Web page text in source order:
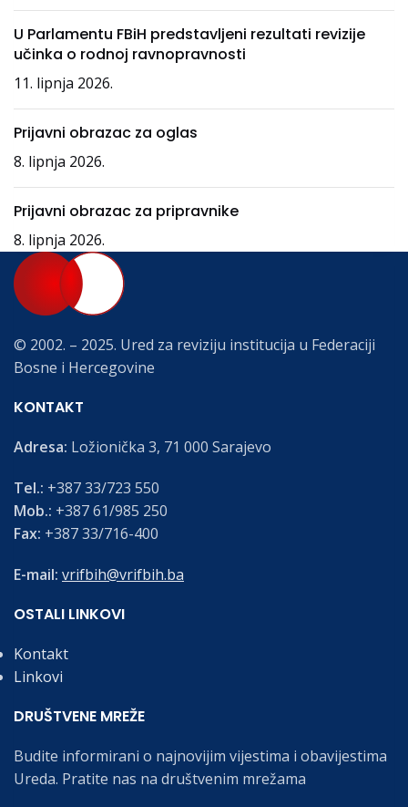
U Parlamentu FBiH predstavljeni rezultati revizije
učinka o rodnoj ravnopravnosti
11. lipnja 2026.
Prijavni obrazac za oglas
8. lipnja 2026.
Prijavni obrazac za pripravnike
8. lipnja 2026.
© 2002. – 2025. Ured za reviziju institucija u Federaciji
Bosne i Hercegovine
KONTAKT
Adresa: Ložionička 3, 71 000 Sarajevo
Tel.: +387 33/723 550
Mob.: +387 61/985 250
Fax: +387 33/716-400
E-mail: vrifbih@vrifbih.ba
OSTALI LINKOVI
Kontakt
Linkovi
DRUŠTVENE MREŽE
Budite informirani o najnovijim vijestima i obavijestima
Ureda. Pratite nas na društvenim mrežama